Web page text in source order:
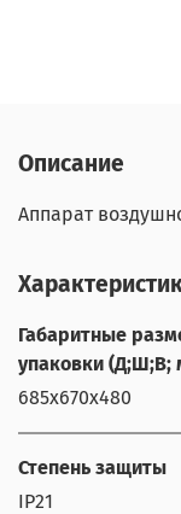
Описание
Аппарат
Габаритные
упаковки (Д;Ш;В;
685х670х480
Степень защиты
IP21